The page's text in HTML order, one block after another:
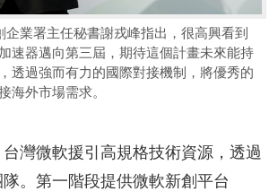
企業署主任秘書謝戎峰指出，很高興看到
速器邁向第三屆，期待這個計畫未來能持
透過強而有力的國際對接機制，將優秀的
海外市場需求。
灣微軟援引高規格技術資源，透過
。第一階段提供微軟新創平台